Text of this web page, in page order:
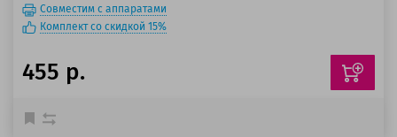
Совместим с аппаратами
Комплект со скидкой 15%
455 р.